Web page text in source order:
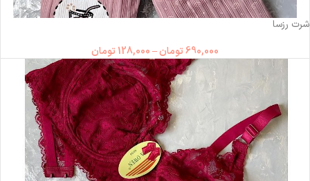
ناموجود
شرت رزسا
690,000تومان–
128,000 تومان